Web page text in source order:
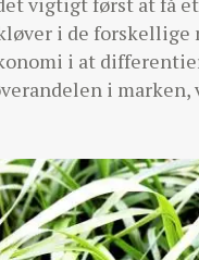
i de forskellige
i at
i marken,